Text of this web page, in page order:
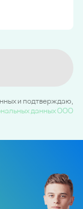
и подтверждаю,
данных ООО